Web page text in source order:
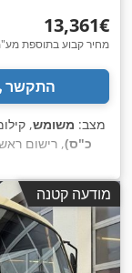
‏13,361 ‏€
מחיר קבוע בתוספת
התקשר
מצב: משומש,
כ"ס), רישום
אורך אזור הטעינה:
כולל:6,600 מ"מ
מספר
מודעה קטנה